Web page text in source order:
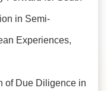
in Semi-
Experiences,
of Due Diligence in